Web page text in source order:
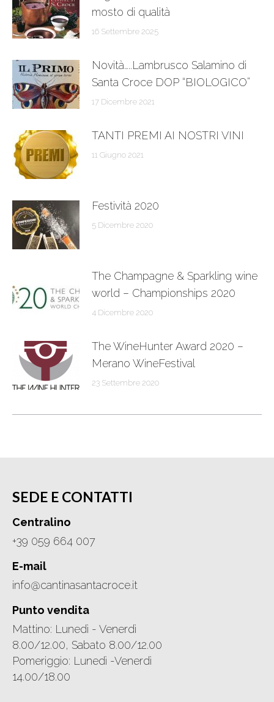
mosto di qualità
16 Settembre 2025
Novità…..Lambrusco Salamino di
Santa Croce DOP “BIOLOGICO”
17 Dicembre 2021
TANTI PREMI AI NOSTRI VINI
11 Giugno 2021
Festività 2020
5 Dicembre 2020
The Champagne & Sparkling wine
world – Championships 2020
4 Dicembre 2020
The WineHunter Award 2020 –
Merano WineFestival
23 Settembre 2020
SEDE E CONTATTI
Centralino
+39 059 664 007
E-mail
info@cantinasantacroce.it
Punto vendita
Mattino: Lunedì - Venerdì
8.00/12.00, Sabato 8.00/12.00
Pomeriggio: Lunedì -Venerdì
14.00/18.00